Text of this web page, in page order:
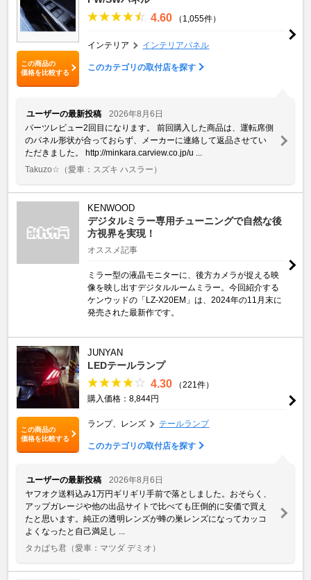
この商品の
価格を比較する
4.60 （1,055件）
インテリア インテリアパネル
このカテゴリの取付店を探す
ユーザーの最新投稿
2026年8月6日
パーツレビュー2回目になります。 前回購入した商品は、運転席側
のパネル形状が合っておらず、メーカーに連絡して返品させてい
ただきました。 http://minkara.carview.co.jp/u ...
Takuzo☆ （愛車：スズキ ハスラー）
KENWOOD
デジタルミラー専用チューニングで自然な後
方視界を実現！
オススメ記事
ミラー型の液晶モニターに、後方カメラが捉える映
像を映し出すデジタルルームミラー。今回紹介する
ケンウッドの「LZ-X20EM」は、2024年の11月末に
発売された最新作です。
この商品の
価格を比較する
JUNYAN
LEDテールランプ
4.30
（221件）
購入価格：8,844円
ランプ、レンズ テールランプ
このカテゴリの取付店を探す
ユーザーの最新投稿
2026年8月6日
ヤフオク送料込み1万円ギリギリ手前で落としました。おそらく、
アップガレージや他の出品サイトで比べても圧倒的に安価で買え
たと思います。純正の透明レンズが蜂の巣レンズになってカッコ
よくなったと自己満足し ...
タカぱち君 （愛車：マツダ デミオ）